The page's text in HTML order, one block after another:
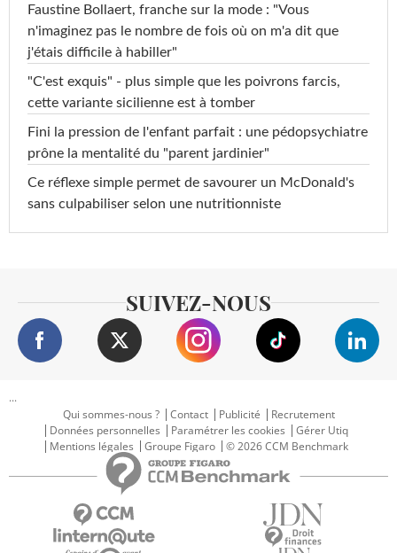
Faustine Bollaert, franche sur la mode : "Vous
n'imaginez pas le nombre de fois où on m'a dit que
j'étais difficile à habiller"
"C'est exquis" - plus simple que les poivrons farcis,
cette variante sicilienne est à tomber
Fini la pression de l'enfant parfait : une pédopsychiatre
prône la mentalité du "parent jardinier"
Ce réflexe simple permet de savourer un McDonald's
sans culpabiliser selon une nutritionniste
SUIVEZ-NOUS
...
Qui sommes-nous ?
Contact Publicité
Recrutement
Données personnelles
Paramétrer les cookies
Gérer Utiq
Mentions légales
Groupe Figaro © 2026 CCM Benchmark